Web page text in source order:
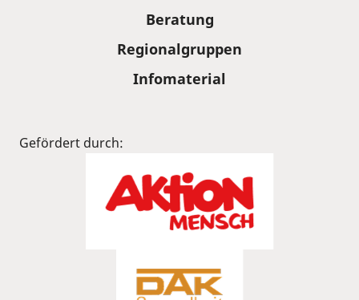
Beratung
Regionalgruppen
Infomaterial
Gefördert durch: